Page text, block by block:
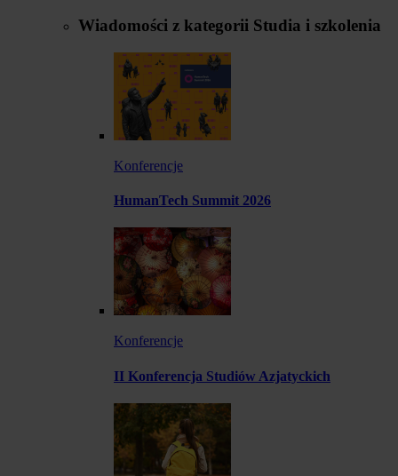
Wiadomości z kategorii Studia i szkolenia
Konferencje
HumanTech Summit 2026
Konferencje
II Konferencja Studiów Azjatyckich